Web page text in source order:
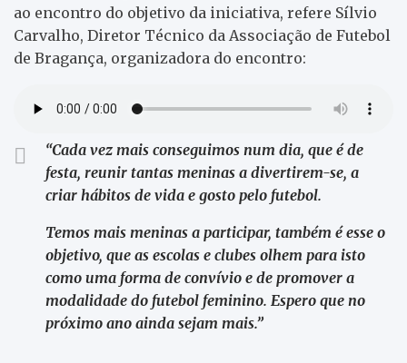
ao encontro do objetivo da iniciativa, refere Sílvio
Carvalho, Diretor Técnico da Associação de Futebol
de Bragança, organizadora do encontro:
“Cada vez mais conseguimos num dia, que é de
festa, reunir tantas meninas a divertirem-se, a
criar hábitos de vida e gosto pelo futebol.
Temos mais meninas a participar, também é esse o
objetivo, que as escolas e clubes olhem para isto
como uma forma de convívio e de promover a
modalidade do futebol feminino. Espero que no
próximo ano ainda sejam mais.”